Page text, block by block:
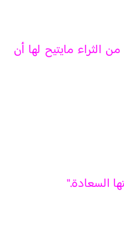
الثراء مايتيح لها أن
السعادة."